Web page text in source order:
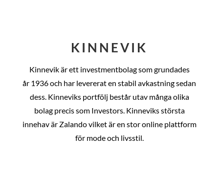
KINNEVIK
Kinnevik är ett investmentbolag som grundades
år 1936 och har levererat en stabil avkastning sedan
dess. Kinneviks portfölj består utav många olika
bolag precis som Investors. Kinneviks största
innehav är Zalando vilket är en stor online plattform
för mode och livsstil.